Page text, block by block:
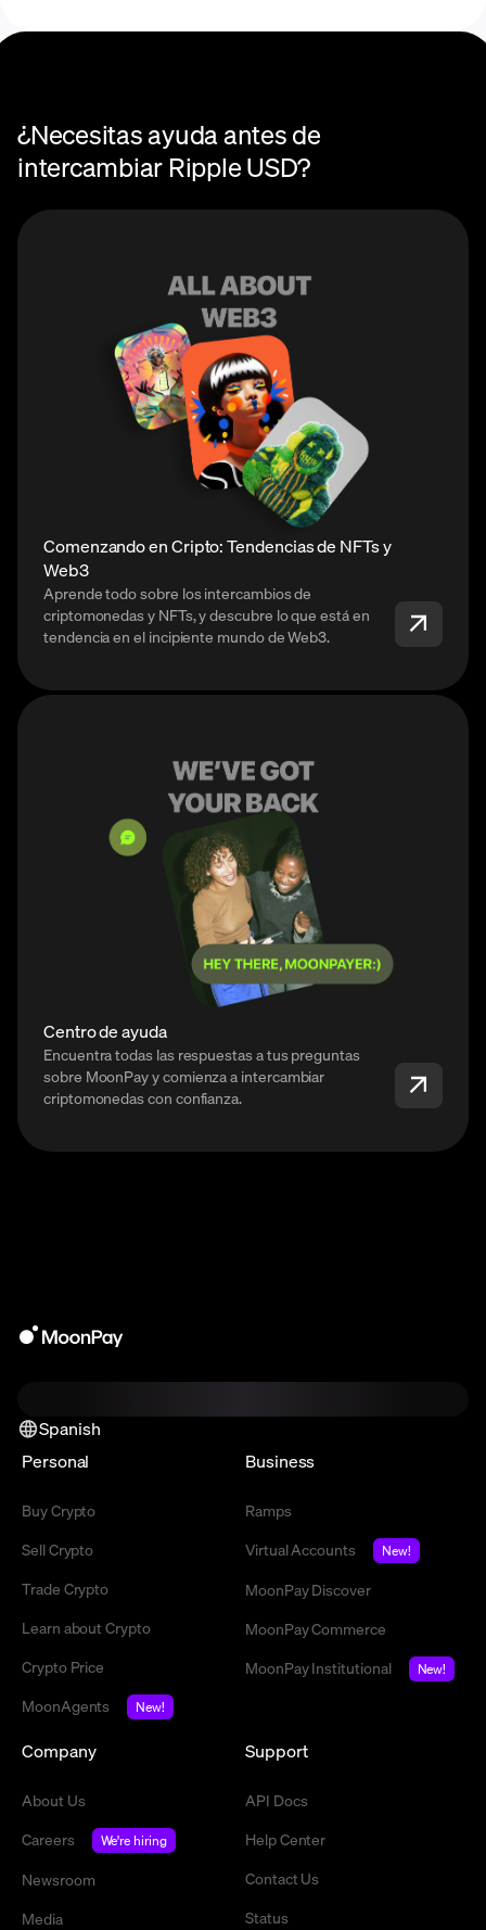
¿Necesitas ayuda antes de
intercambiar Ripple USD?
Comenzando en Cripto: Tendencias de NFTs y
Web3
Aprende todo sobre los intercambios de
criptomonedas y NFTs, y descubre lo que está en
tendencia en el incipiente mundo de Web3.
Centro de ayuda
Encuentra todas las respuestas a tus preguntas
sobre MoonPay y comienza a intercambiar
criptomonedas con confianza.
Spanish
Personal
Buy Crypto
Sell Crypto
Trade Crypto
Learn about Crypto
Crypto Price
MoonAgents
New!
Business
Ramps
Virtual Accounts
New!
MoonPay Discover
MoonPay Commerce
MoonPay Institutional
New!
Company
About Us
Careers
We're hiring
Newsroom
Media
Support
API Docs
Help Center
Contact Us
Status